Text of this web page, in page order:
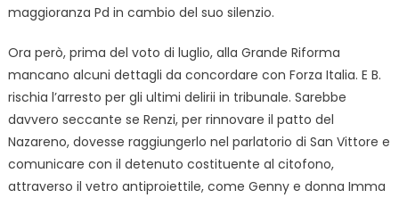
maggioranza Pd in cambio del suo silenzio.
Ora però, prima del voto di luglio, alla Grande Riforma
mancano alcuni dettagli da concordare con Forza Italia. E B.
rischia l’arresto per gli ultimi delirii in tribunale. Sarebbe
davvero seccante se Renzi, per rinnovare il patto del
Nazareno, dovesse raggiungerlo nel parlatorio di San Vittore e
comunicare con il detenuto costituente al citofono,
attraverso il vetro antiproiettile, come Genny e donna Imma